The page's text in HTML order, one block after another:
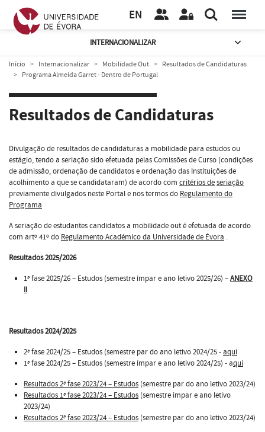
EN
INTERNACIONALIZAR
Início Internacionalizar Mobilidade Out
Resultados de Candidaturas
Programa Almeida Garret - Dentro de Portugal
Resultados de Candidaturas
Divulgação de resultados de candidaturas a mobilidade para estudos ou
estágio, tendo a seriação sido efetuada pelas Comissões de Curso (condições
de admissão, ordenação de candidatos e ordenação das Instituições de
acolhimento a que se candidataram) de acordo com critérios deseriação
previamente divulgados neste Portal e nos termos do Regulamento do
Programa
A seriação de estudantes candidatos a mobilidade out é efetuada de acordo
com artº 41º do Regulamento Académico da Universidade de Évora .
Resultados2025/2026
1ª fase 2025/26 – Estudos (semestre ímpar e ano letivo 2025/26) –ANEXO
II
Resultados2024/2025
2ª fase 2024/25 – Estudos (semestre par do ano letivo 2024/25 -aqui
1ª fase 2024/25 – Estudos (semestre ímpar e ano letivo 2024/25) - aqui
Resultados 2ª fase 2023/24 – Estudos (semestre par do ano letivo 2023/24)
Resultados 1ª fase 2023/24 – Estudos (semestre impar e ano letivo
2023/24)
Resultados 2ª fase 2023/24 – Estudos (semestre par do ano letivo 2023/24)